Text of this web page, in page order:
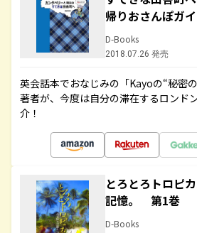
帰りおさんぽガ
D-Books
2018.07.26 発売
英会話本でおなじみの「Kayoの“秘密
著者が、今度は自分の滞在するロンド
介！
とろとろトロピ
記憶。 第1巻
D-Books